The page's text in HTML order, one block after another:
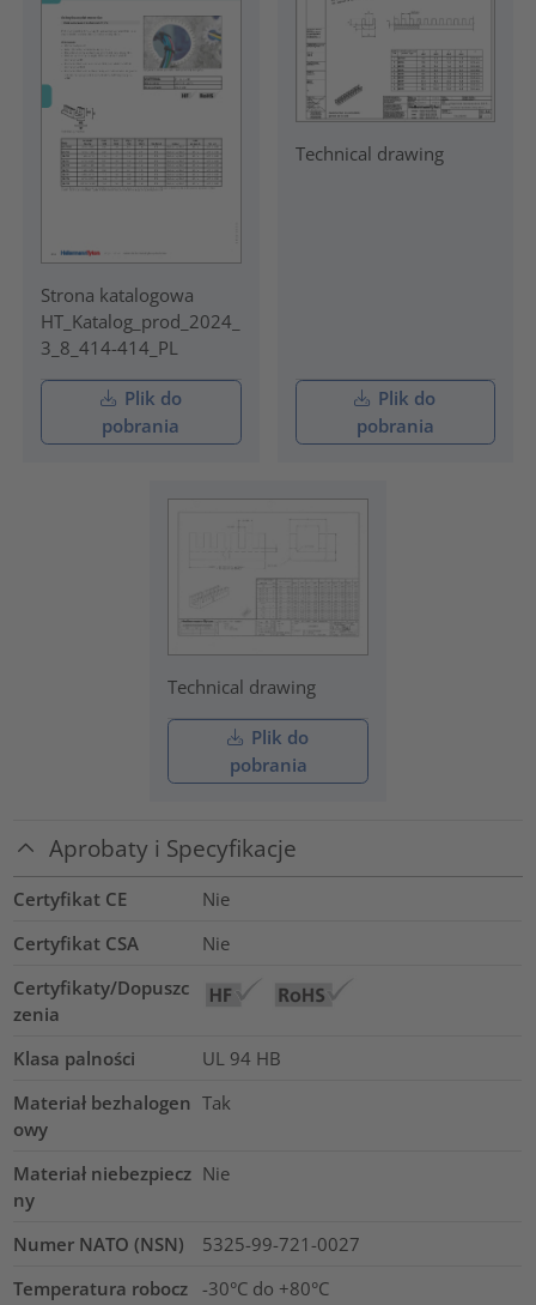
Strona katalogowa
HT_Katalog_prod_2024_
3_8_414-414_PL
Plik do
pobrania
Technical drawing
Plik do
pobrania
Technical drawing
Plik do
pobrania
Aprobaty i Specyfikacje
Certyfikat CE
Nie
Certyfikat CSA
Nie
Certyfikaty/Dopuszc
zenia
Klasa palności
UL 94 HB
Materiał bezhalogen
owy
Tak
Materiał niebezpiecz
ny
Nie
Numer NATO (NSN)
5325-99-721-0027
Temperatura robocz -30°C do +80°C